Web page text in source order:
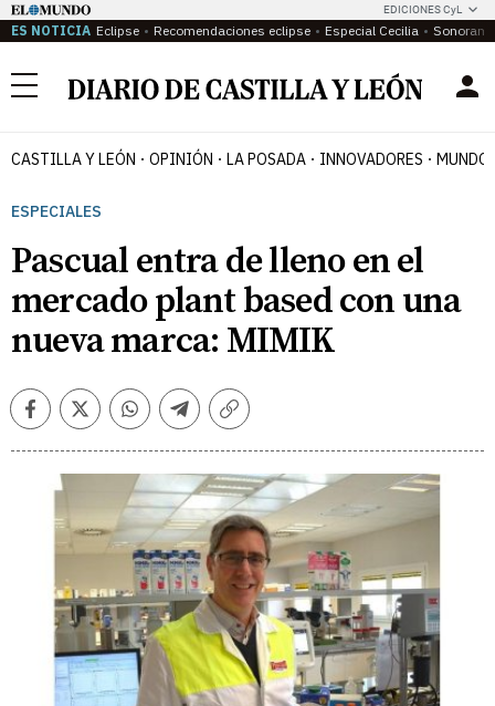
EDICIONES CyL
ES NOTICIA Eclipse Recomendaciones eclipse Especial Cecilia
Menú
CASTILLA Y LEÓN OPINIÓN LA POSADA INNOVADORES MUNDO
ESPECIALES
Pascual entra de lleno en el
mercado plant based con una
nueva marca: MIMIK
FacebookTwitterWhatsappTelegramCopiar